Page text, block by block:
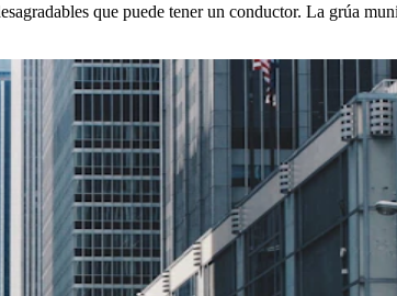
que puede tener un conductor. La grúa